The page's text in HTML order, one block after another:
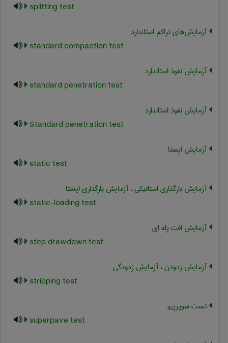
splitting test
آزمایش‌های تراکم استاندارد
standard compaction test
آزمايش نفوذ استاندارد
standard penetration test
آزمایش نفوذ استاندارد
Standard penetration test
آزمایش ایستا
static test
آزمایش بارگذاری استاتیکی ، آزمایش بارگذاری ایستا
static-loading test
آزمایش افت پله ای
step drawdown test
آزمایش زدودن ، آزمایش زدودگی
stripping test
تست سوپرپیو
superpave test